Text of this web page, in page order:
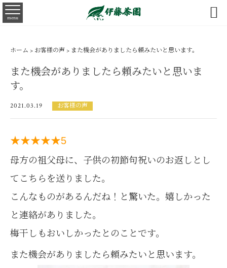
menu 
ホーム > お客様の声 > また機会がありましたら頼みたいと思います。
また機会がありましたら頼みたいと思いま
す。
2021.03.19 お客様の声
★★★★★5
母方の祖父母に、子供の初節句祝いのお返しとし
てこちらを送りました。
こんなものがあるんだね！と驚いた。嬉しかった
と連絡がありました。
梅干しもおいしかったとのことです。
また機会がありましたら頼みたいと思います。